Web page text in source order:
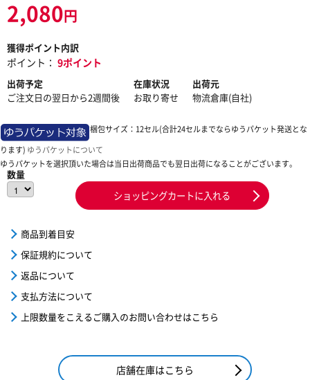
2,080円
獲得ポイント内訳
ポイント： 9ポイント
出荷予定
ご注文日の翌日から2週間後
在庫状況
お取り寄せ
出荷元
物流倉庫(自社)
梱包サイズ：12セル(合計24セルまでならゆうパケット発送とな
ります) ゆうパケットについて
ゆうパケットを選択頂いた場合は当日出荷商品でも翌日出荷になることがございます。
数量
ショッピングカートに入れる
商品到着目安
保証規約について
返品について
支払方法について
上限数量をこえるご購入のお問い合わせはこちら
店舗在庫はこちら